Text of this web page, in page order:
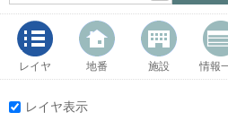
レイヤ 地番 施設 情報
レイヤ表示